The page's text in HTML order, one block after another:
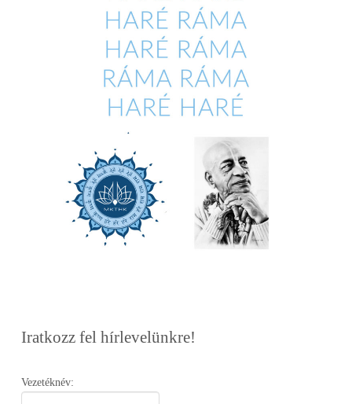
Iratkozz fel hírlevelünkre!
Vezetéknév: